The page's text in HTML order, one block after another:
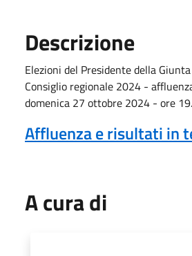
Descrizione
Elezioni del Presidente della
Consiglio regionale 2024 -
domenica 27 ottobre 2024 - ore
Affluenza e risultati in
A cura di